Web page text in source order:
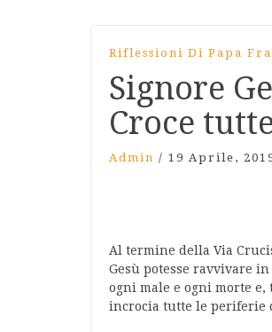
Riflessioni Di Papa
Signore
Croce
Admin / 19 Aprile,
Al termine della Via
Gesù potesse ravvivare
ogni male e ogni morte
incrocia tutte le periferie